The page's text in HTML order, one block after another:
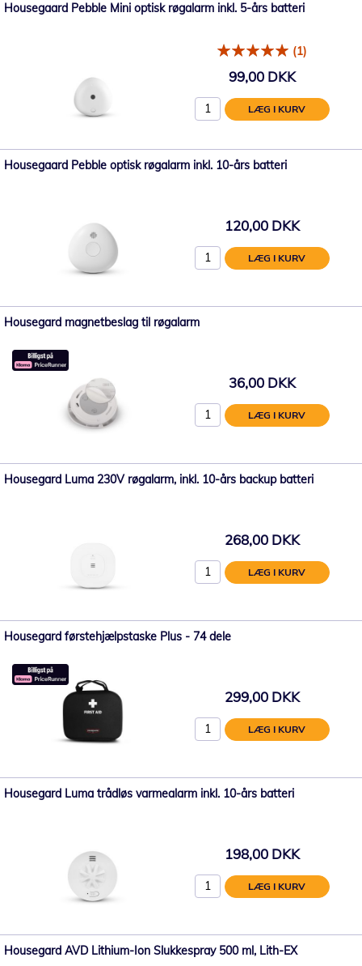
Housegaard Pebble Mini optisk røgalarm inkl. 5-års batteri
(1)
99,00 DKK
LÆG I KURV
Housegaard Pebble optisk røgalarm inkl. 10-års batteri
120,00 DKK
LÆG I KURV
Housegard magnetbeslag til røgalarm
36,00 DKK
LÆG I KURV
Housegard Luma 230V røgalarm, inkl. 10-års backup batteri
268,00 DKK
LÆG I KURV
Housegard førstehjælpstaske Plus - 74 dele
299,00 DKK
LÆG I KURV
Housegard Luma trådløs varmealarm inkl. 10-års batteri
198,00 DKK
LÆG I KURV
Housegard AVD Lithium-Ion Slukkespray 500 ml, Lith-EX